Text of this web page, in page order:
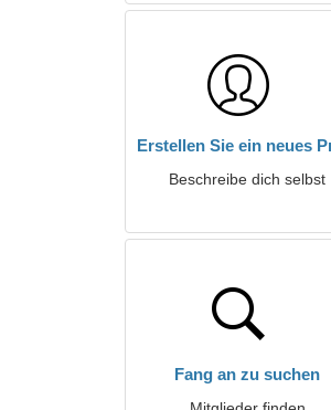
Erstellen Sie ein neues
Beschreibe dich selbst
Fang an zu suchen